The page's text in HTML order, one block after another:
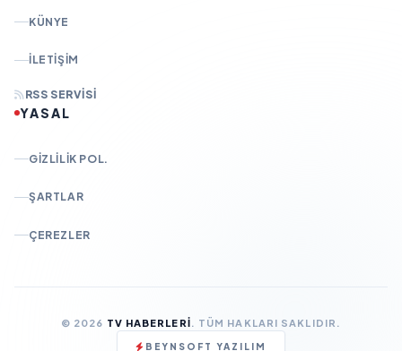
KÜNYE
İLETIŞIM
RSS SERVISI
YASAL
GIZLILIK POL.
ŞARTLAR
ÇEREZLER
© 2026 TV HABERLERI. TÜM HAKLARI SAKLIDIR.
BEYNSOFT YAZILIM